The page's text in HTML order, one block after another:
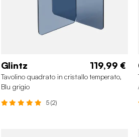
Glintz 119,99 €
Tavolino quadrato in cristallo temperato,
Blu grigio
5 (2)